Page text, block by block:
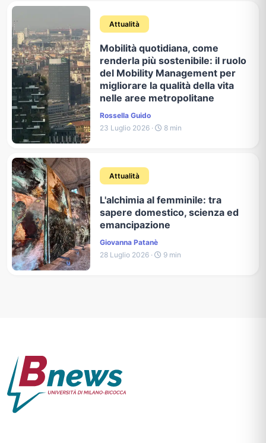
Attualità
Mobilità quotidiana, come
renderla più sostenibile: il ruolo
del Mobility Management per
migliorare la qualità della vita
nelle aree metropolitane
Rossella Guido
23 Luglio 2026 ·
8 min
Attualità
L'alchimia al femminile: tra
sapere domestico, scienza ed
emancipazione
Giovanna Patanè
28 Luglio 2026 ·
9 min